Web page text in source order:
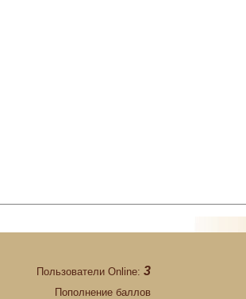
Пользователи Online: 3
Пополнение баллов